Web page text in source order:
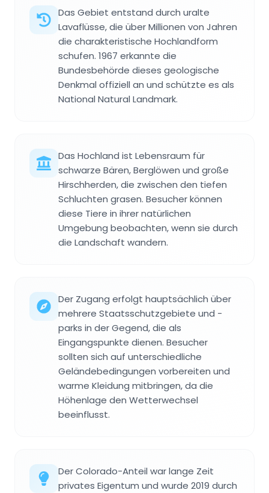
Das Gebiet entstand durch uralte
Lavaflüsse, die über Millionen von Jahren
die charakteristische Hochlandform
schufen. 1967 erkannte die
Bundesbehörde dieses geologische
Denkmal offiziell an und schützte es als
National Natural Landmark.
Das Hochland ist Lebensraum für
schwarze Bären, Berglöwen und große
Hirschherden, die zwischen den tiefen
Schluchten grasen. Besucher können
diese Tiere in ihrer natürlichen
Umgebung beobachten, wenn sie durch
die Landschaft wandern.
Der Zugang erfolgt hauptsächlich über
mehrere Staatsschutzgebiete und -
parks in der Gegend, die als
Eingangspunkte dienen. Besucher
sollten sich auf unterschiedliche
Geländebedingungen vorbereiten und
warme Kleidung mitbringen, da die
Höhenlage den Wetterwechsel
beeinflusst.
Der Colorado-Anteil war lange Zeit
privates Eigentum und wurde 2019 durch